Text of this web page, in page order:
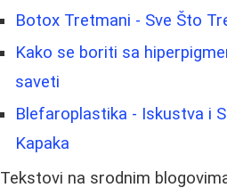
Botox Tretmani - Sve Što
Kako se boriti sa
saveti
Blefaroplastika - Iskustva i
Kapaka
Tekstovi na srodnim